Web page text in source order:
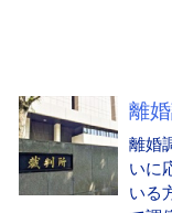
離
離婚
いに
いる